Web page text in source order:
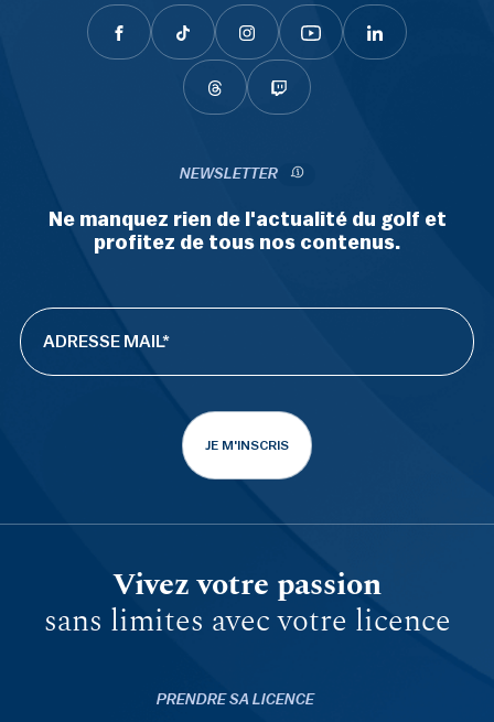
NEWSLETTER
Ne manquez rien de l'actualité du golf et
profitez de tous nos contenus.
JE M'INSCRIS
Vivez votre passion
sans limites avec votre licence
PRENDRE SA LICENCE